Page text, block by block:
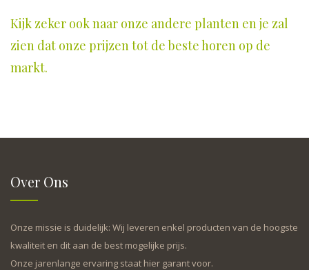
Kijk zeker ook naar onze andere planten en je zal
zien dat onze prijzen tot de beste horen op de
markt.
Over Ons
Onze missie is duidelijk: Wij leveren enkel producten van de hoogste
kwaliteit en dit aan de best mogelijke prijs.
Onze jarenlange ervaring staat hier garant voor.